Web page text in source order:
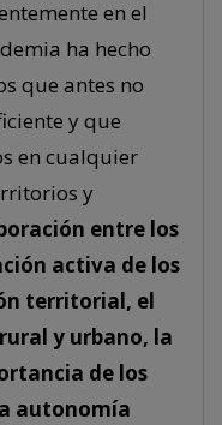
en el
ha hecho
que antes no
y que
en cualquier
y
entre los
activa de los
territorial, el
y urbano, la
de los
autonomía